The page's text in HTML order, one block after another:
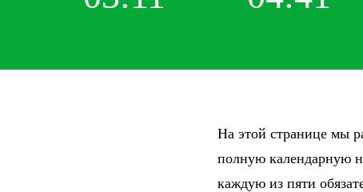
На этой странице мы
полную календарную
каждую из пяти